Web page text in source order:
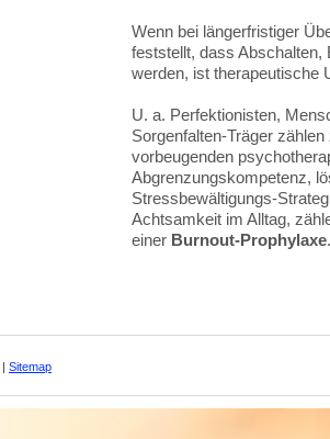
Wenn bei längerfristiger
feststellt, dass Abschalten,
werden, ist therapeutische
U. a. Perfektionisten,
Sorgenfalten-Träger
vorbeugenden
Abgrenzungskompetenz,
Stressbewältigungs-
Achtsamkeit im Alltag,
einer Burnout-Prophylaxe.
| Sitemap